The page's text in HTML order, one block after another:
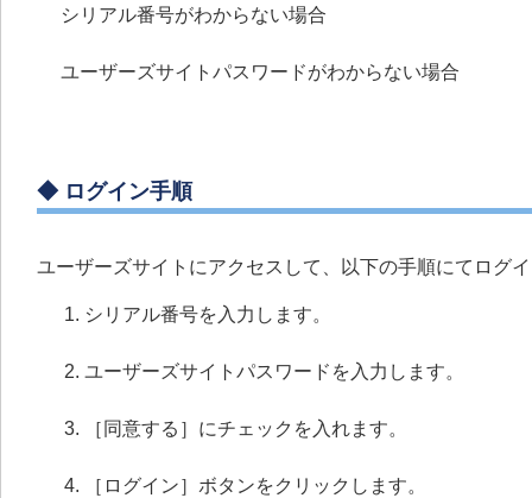
シリアル番号がわからない場合
ユーザーズサイトパスワードがわからない場合
◆ ログイン手順
ユーザーズサイトにアクセスして、以下の手順にてログ
シリアル番号を入力します。
ユーザーズサイトパスワードを入力します。
［同意する］にチェックを入れます。
［ログイン］ボタンをクリックします。